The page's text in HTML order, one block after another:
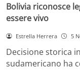
Bolivia riconosce
essere vivo
Estrella Herrera 5
Decisione storica
sudamericano ha